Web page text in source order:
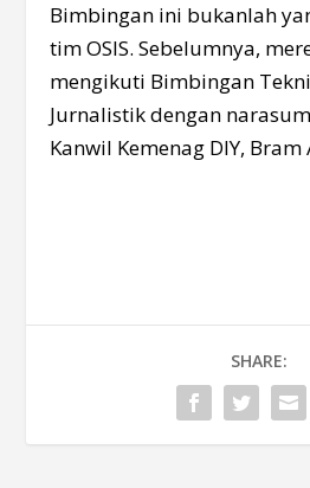
Bimbingan ini bukanlah
tim OSIS. Sebelumnya,
mengikuti Bimbingan
Jurnalistik dengan
Kanwil Kemenag DIY, Bram
SHARE: